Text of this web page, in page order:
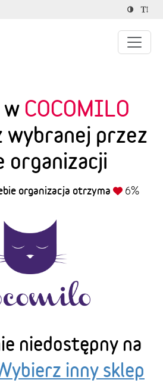
w COCOMILO
wybranej przez
organizacji
organizacja otrzyma 6%
niedostępny na
inny sklep